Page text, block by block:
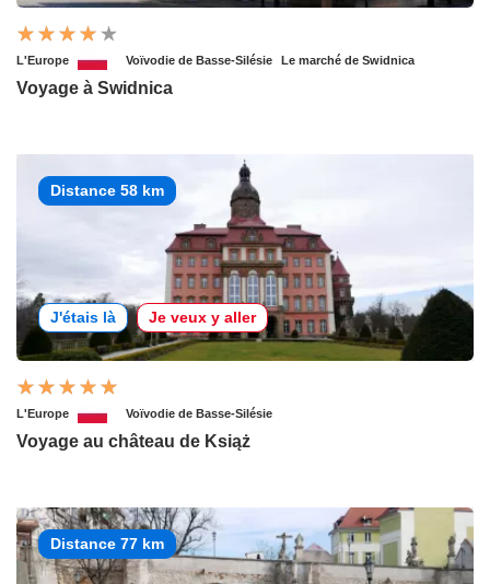
L'Europe Voïvodie de Basse-Silésie Le marché de Swidnica
Voyage à Swidnica
Distance 58 km
J'étais là Je veux y aller
L'Europe Voïvodie de Basse-Silésie
Voyage au château de Książ
Distance 77 km